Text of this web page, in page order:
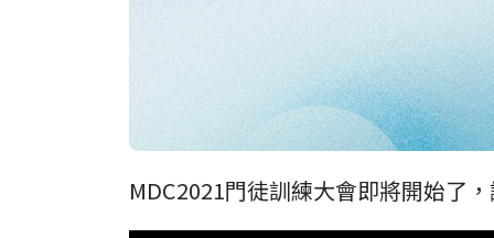
MDC2021門徒訓練大會即將開始了